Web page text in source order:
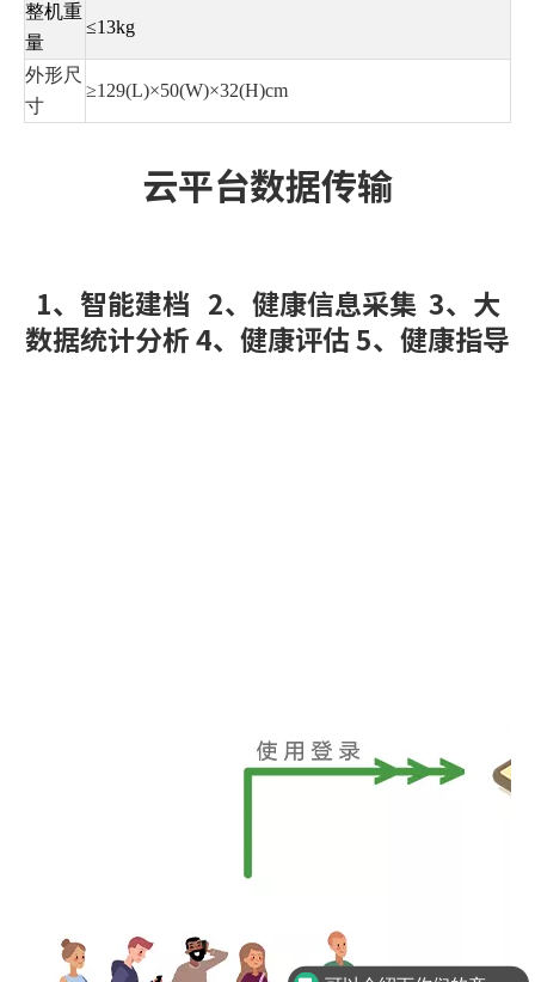
整机重
量
≤13kg
外形尺
寸
≥129(L)×50(W)×32(H)cm
云平台数据传输
1、智能建档 2、健康信息采集 3、大
数据统计分析 4、健康评估 5、健康指导